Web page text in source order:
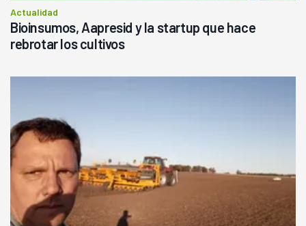
Actualidad
Bioinsumos, Aapresid y la startup que hace
rebrotar los cultivos